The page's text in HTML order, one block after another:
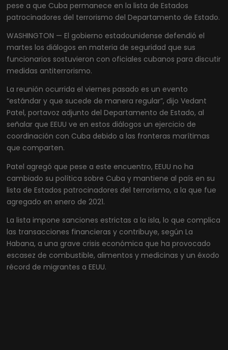
pese a que Cuba permanece en la lista de Estados
patrocinadores del terrorismo del Departamento de Estado.
WASHINGTON — El gobierno estadounidense defendió el
martes los diálogos en materia de seguridad que sus
funcionarios sostuvieron con oficiales cubanos para discutir
medidas antiterrorismo.
La reunión ocurrida el viernes pasado es un evento
“estándar y que sucede de manera regular”, dijo Vedant
Patel, portavoz adjunto del Departamento de Estado, al
señalar que EEUU ve en estos diálogos un ejercicio de
coordinación con Cuba debido a las fronteras marítimas
que comparten.
Patel agregó que pese a este encuentro, EEUU no ha
cambiado su política sobre Cuba y mantiene al país en su
lista de Estados patrocinadores del terrorismo, a la que fue
agregado en enero de 2021.
La lista impone sanciones estrictas a la isla, lo que complica
las transacciones financieras y contribuye, según La
Habana, a una grave crisis económica que ha provocado
escasez de combustible, alimentos y medicinas y un éxodo
récord de migrantes a EEUU.